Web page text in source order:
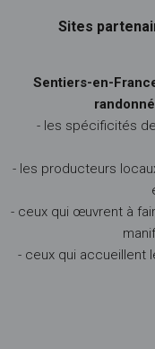
Sites
Sentiers-en-
- les spécificités
- les producteurs
- ceux qui œuvrent à
- ceux qui accueillent